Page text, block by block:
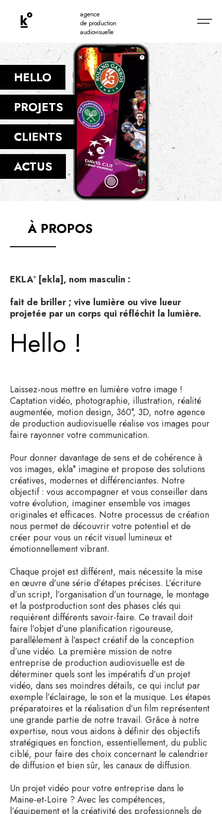
agence
de production
audiovisuelle
HELLO
PROJETS
CLIENTS
ACTUS
À PROPOS
EKLA° [ekla], nom masculin :
fait de briller ; vive lumière ou vive lueur
projetée par un corps qui réfléchit la lumière.
Hello !
Laissez-nous mettre en lumière votre image !
Captation vidéo, photographie, illustration, réalité
augmentée, motion design, 360°, 3D, notre agence
de production audiovisuelle réalise vos images pour
faire rayonner votre communication.
Pour donner davantage de sens et de cohérence à
vos images, ekla° imagine et propose des solutions
créatives, modernes et différenciantes. Notre
objectif : vous accompagner et vous conseiller dans
votre évolution, imaginer ensemble vos images
originales et efficaces. Notre processus de création
nous permet de découvrir votre potentiel et de
créer pour vous un récit visuel lumineux et
émotionnellement vibrant.
Chaque projet est différent, mais nécessite la mise
en œuvre d’une série d’étapes précises. L’écriture
d’un script, l’organisation d’un tournage, le montage
et la postproduction sont des phases clés qui
requièrent différents savoir-faire. Ce travail doit
faire l’objet d’une planification rigoureuse,
parallèlement à l’aspect créatif de la conception
d’une vidéo. La première mission de notre
entreprise de production audiovisuelle est de
déterminer quels sont les impératifs d’un projet
vidéo, dans ses moindres détails, ce qui inclut par
exemple l’éclairage, le son et la musique. Les étapes
préparatoires et la réalisation d’un film représentent
une grande partie de notre travail. Grâce à notre
expertise, nous vous aidons à définir des objectifs
stratégiques en fonction, essentiellement, du public
ciblé, pour faire des choix concernant le calendrier
de diffusion et bien sûr, les canaux de diffusion.
Un projet vidéo pour votre entreprise dans le
Maine-et-Loire ? Avec les compétences,
l’équipement et la créativité des professionnels de